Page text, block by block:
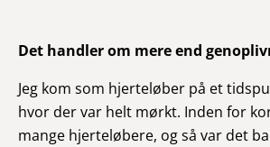
Det handler om mere end
Jeg kom som hjerteløber på et
hvor der var helt mørkt. Inden for
mange hjerteløbere, og så var det